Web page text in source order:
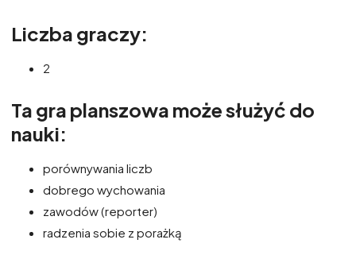
Liczba graczy:
2
Ta gra planszowa może służyć do
nauki:
porównywania liczb
dobrego wychowania
zawodów (reporter)
radzenia sobie z porażką